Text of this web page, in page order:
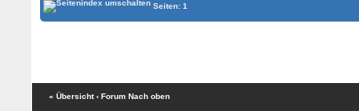
Seiten: 1
« Übersicht ‹ Forum Nach oben